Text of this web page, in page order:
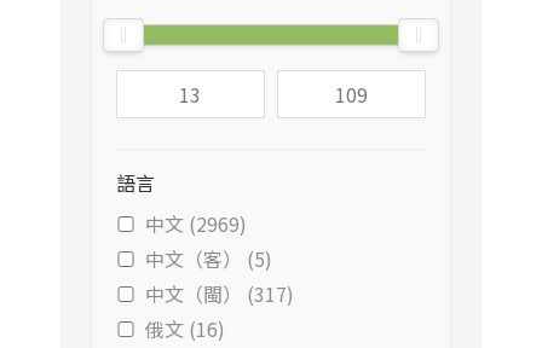
語言
中文 (2969)
中文（客） (5)
中文（閩） (317)
俄文 (16)